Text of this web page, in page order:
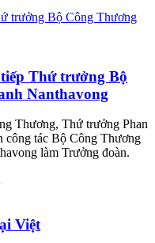
Thứ trưởng Bộ
Nanthavong
Thương, Thứ trưởng Phan
công tác Bộ Công Thương
làm Trưởng đoàn.
Việt